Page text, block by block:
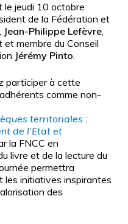
le jeudi 10 octobre
de la Fédération et
Jean-Philippe Lefèvre,
membre du Conseil
Jérémy Pinto.
participer à cette
comme non-
territoriales :
de l’Etat et
la FNCC en
livre et de la lecture du
permettra
les initiatives inspirantes
des